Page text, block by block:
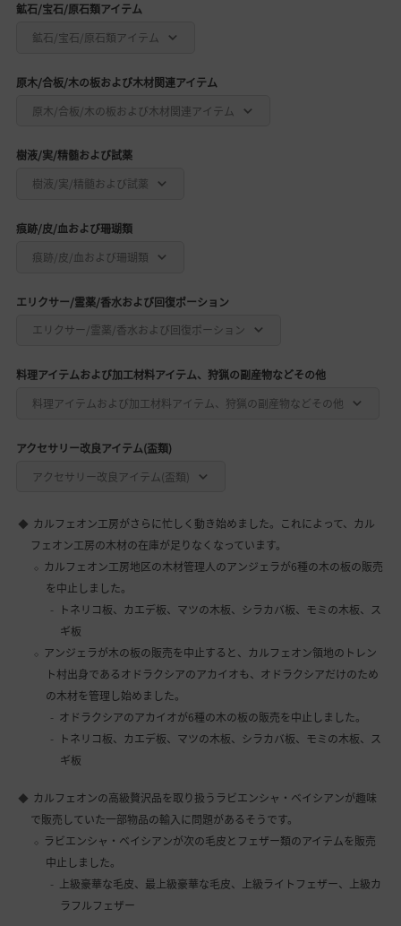
鉱石/宝石/原石類アイテム
鉱石/宝石/原石類アイテム
原木/合板/木の板および木材関連アイテム
原木/合板/木の板および木材関連アイテム
樹液/実/精髄および試薬
樹液/実/精髄および試薬
痕跡/皮/血および珊瑚類
痕跡/皮/血および珊瑚類
エリクサー/霊薬/香水および回復ポーション
エリクサー/霊薬/香水および回復ポーション
料理アイテムおよび加工材料アイテム、狩猟の副産物などその他
料理アイテムおよび加工材料アイテム、狩猟の副産物などその他
アクセサリー改良アイテム(盃類)
アクセサリー改良アイテム(盃類)
カルフェオン工房がさらに忙しく動き始めました。これによって、カル
フェオン工房の木材の在庫が足りなくなっています。
カルフェオン工房地区の木材管理人のアンジェラが6種の木の板の販売
を中止しました。
トネリコ板、カエデ板、マツの木板、シラカバ板、モミの木板、ス
ギ板
アンジェラが木の板の販売を中止すると、カルフェオン領地のトレン
ト村出身であるオドラクシアのアカイオも、オドラクシアだけのため
の木材を管理し始めました。
オドラクシアのアカイオが6種の木の板の販売を中止しました。
トネリコ板、カエデ板、マツの木板、シラカバ板、モミの木板、ス
ギ板
カルフェオンの高級贅沢品を取り扱うラビエンシャ・ベイシアンが趣味
で販売していた一部物品の輸入に問題があるそうです。
ラビエンシャ・ベイシアンが次の毛皮とフェザー類のアイテムを販売
中止しました。
上級豪華な毛皮、最上級豪華な毛皮、上級ライトフェザー、上級カ
ラフルフェザー